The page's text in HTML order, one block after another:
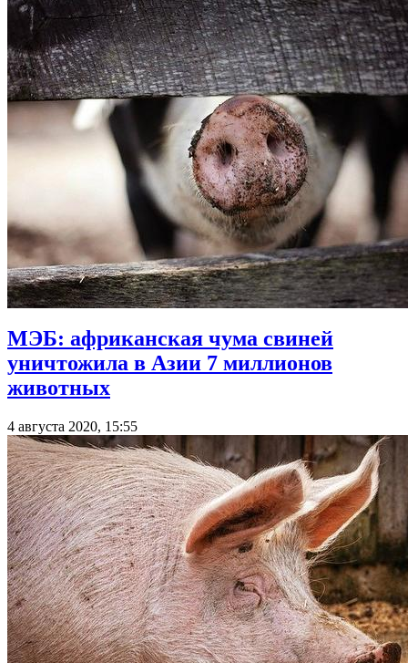
МЭБ: африканская чума свиней
уничтожила в Азии 7 миллионов
животных
4 августа 2020, 15:55